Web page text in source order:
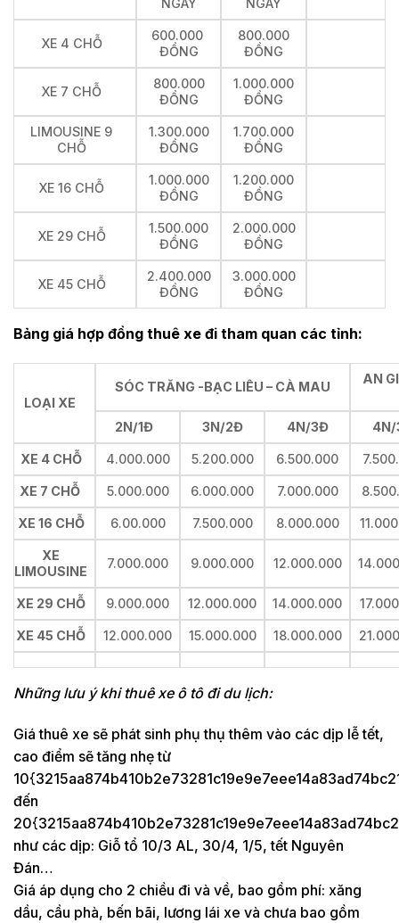
XE 4 CHỖ
600.000
ĐỒNG
800.000
ĐỒNG
XE 7 CHỖ
800.000
ĐỒNG
1.000.000
ĐỒNG
LIMOUSINE 9
CHỖ
1.300.000
ĐỒNG
1.700.000
ĐỒNG
XE 16 CHỖ
1.000.000
ĐỒNG
1.200.000
ĐỒNG
XE 29 CHỖ
1.500.000
ĐỒNG
2.000.000
ĐỒNG
XE 45 CHỖ
2.400.000
ĐỒNG
3.000.000
ĐỒNG
Bảng giá hợp đồng thuê xe đi tham quan các tỉnh:
LOẠI XE
SÓC TRĂNG -BẠC LIÊU – CÀ MAU
AN
2N/1Đ 3N/2Đ 4N/3Đ
XE 4 CHỖ 4.000.000 5.200.000 6.500.000
XE 7 CHỖ 5.000.000 6.000.000 7.000.000
XE 16 CHỖ 6.00.000 7.500.000 8.000.000
XE
LIMOUSINE
7.000.000 9.000.000 12.000.000
XE 29 CHỖ 9.000.000 12.000.000 14.000.000
XE 45 CHỖ 12.000.000 15.000.000 18.000.000
Những lưu ý khi thuê xe ô tô đi du lịch:
Giá thuê xe sẽ phát sinh phụ thụ thêm vào các dịp lễ tết,
cao điểm sẽ tăng nhẹ từ
đến
như các dịp: Giỗ tổ 10/3 AL, 30/4, 1/5, tết Nguyên
Đán…
Giá áp dụng cho 2 chiều đi và về, bao gồm phí: xăng
dầu, cầu phà, bến bãi, lương lái xe và chưa bao gồm